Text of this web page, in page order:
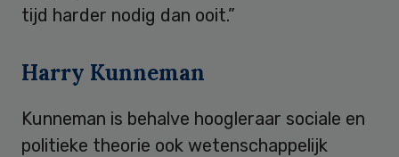
tijd harder nodig dan ooit.”
Harry Kunneman
Kunneman is behalve hoogleraar sociale en
politieke theorie ook wetenschappelijk